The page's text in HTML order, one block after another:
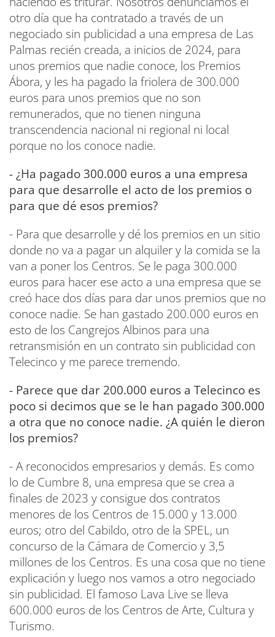
otro día que ha contratado a través de un
negociado sin publicidad a una empresa de Las
Palmas recién creada, a inicios de 2024, para
unos premios que nadie conoce, los Premios
Ábora, y les ha pagado la friolera de 300.000
euros para unos premios que no son
remunerados, que no tienen ninguna
transcendencia nacional ni regional ni local
porque no los conoce nadie.
- ¿Ha pagado 300.000 euros a una empresa
para que desarrolle el acto de los premios o
para que dé esos premios?
- Para que desarrolle y dé los premios en un sitio
donde no va a pagar un alquiler y la comida se la
van a poner los Centros. Se le paga 300.000
euros para hacer ese acto a una empresa que se
creó hace dos días para dar unos premios que no
conoce nadie. Se han gastado 200.000 euros en
esto de los Cangrejos Albinos para una
retransmisión en un contrato sin publicidad con
Telecinco y me parece tremendo.
- Parece que dar 200.000 euros a Telecinco es
poco si decimos que se le han pagado 300.000
a otra que no conoce nadie. ¿A quién le dieron
los premios?
- A reconocidos empresarios y demás. Es como
lo de Cumbre 8, una empresa que se crea a
finales de 2023 y consigue dos contratos
menores de los Centros de 15.000 y 13.000
euros; otro del Cabildo, otro de la SPEL, un
concurso de la Cámara de Comercio y 3,5
millones de los Centros. Es una cosa que no tiene
explicación y luego nos vamos a otro negociado
sin publicidad. El famoso Lava Live se lleva
600.000 euros de los Centros de Arte, Cultura y
Turismo.